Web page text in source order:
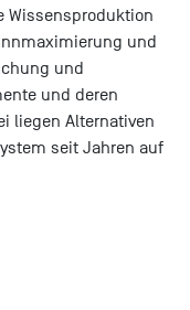
Wissensproduktion
und
und
und deren
liegen Alternativen
seit Jahren auf